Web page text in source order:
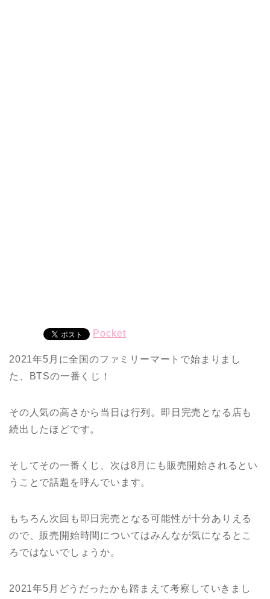
Pocket
2021年5月に全国のファミリーマートで始まりまし
た、BTSの一番くじ！
その人気の高さから当日は行列。即日完売となる店も
続出したほどです。
そしてその一番くじ、次は8月にも販売開始されるとい
うことで話題を呼んでいます。
もちろん次回も即日完売となる可能性が十分ありえる
ので、販売開始時間についてはみんなが気になるとこ
ろではないでしょうか。
2021年5月どうだったかも踏まえて考察していきまし